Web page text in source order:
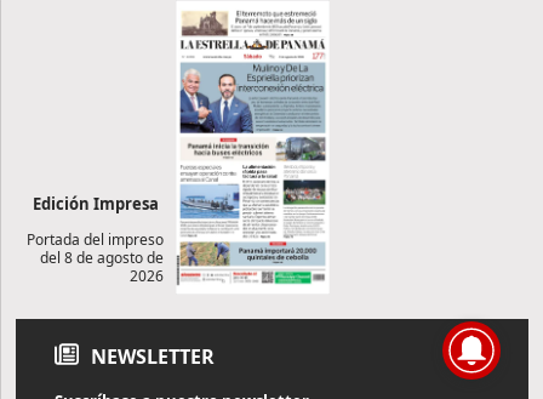
Edición Impresa
Portada del impreso
del 8 de agosto de
2026
NEWSLETTER